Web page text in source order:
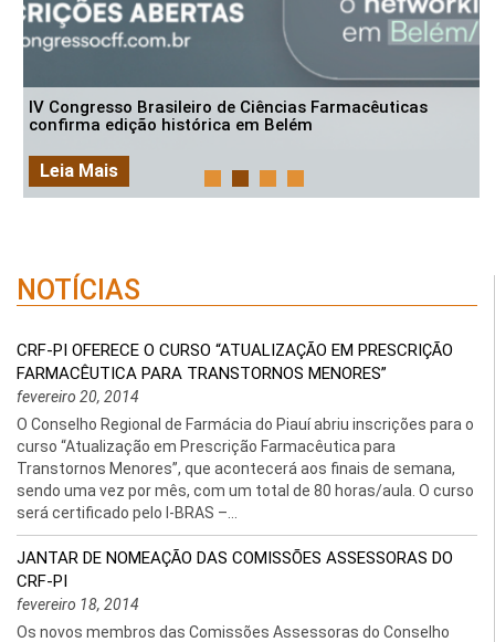
IV Congresso Brasileiro de Ciências Farmacêuticas
confirma edição histórica em Belém
Leia Mais
NOTÍCIAS
CRF-PI OFERECE O CURSO “ATUALIZAÇÃO EM PRESCRIÇÃO
FARMACÊUTICA PARA TRANSTORNOS MENORES”
fevereiro 20, 2014
O Conselho Regional de Farmácia do Piauí abriu inscrições para o
curso “Atualização em Prescrição Farmacêutica para
Transtornos Menores”, que acontecerá aos finais de semana,
sendo uma vez por mês, com um total de 80 horas/aula. O curso
será certificado pelo I-BRAS –...
JANTAR DE NOMEAÇÃO DAS COMISSÕES ASSESSORAS DO
CRF-PI
fevereiro 18, 2014
Os novos membros das Comissões Assessoras do Conselho